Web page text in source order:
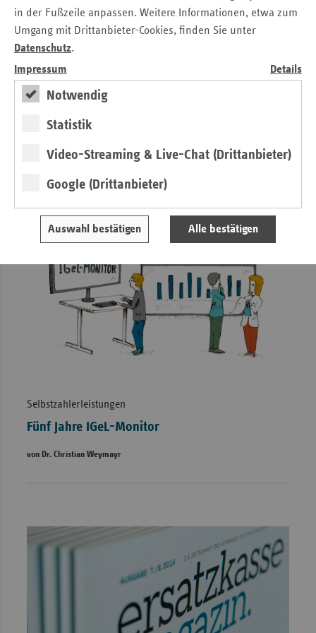
in der Fußzeile anpassen. Weitere Informationen, etwa zum
Umgang mit Drittanbieter-Cookies, finden Sie unter
Datenschutz.
Impressum
Details
Notwendig
Statistik
Video-Streaming & Live-Chat (Drittanbieter)
Google (Drittanbieter)
Auswahl bestätigen Alle bestätigen
das Bundesgesundheitsministerium (BMG) validere Daten
zum therapeutischen Nutzen von Cannabis erheben will,
Fragen auf. Ihr Entwurf erinnert stark an
Anwendungsbeobachtungen, deren Erkenntnisgewinn in
der Vergangenheit meist bei null lag, hier aber die
Grundlage einer leistungsrechtlichen Beurteilung durch
den Gemeinsamen Bundesausschuss (G-BA) schaffen soll.
magazin. 3./4.2017
Selbstzahlerleistungen
Fünf Jahre IGeL-Monitor
von Dr. Christian Weymayr